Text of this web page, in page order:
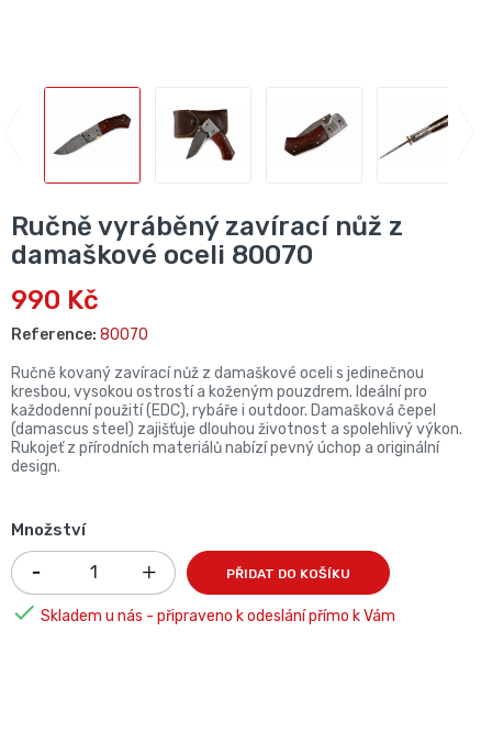
Ručně vyráběný zavírací nůž z
damaškové oceli 80070
990 Kč
Reference: 80070
Ručně kovaný zavírací nůž z damaškové oceli s jedinečnou
kresbou, vysokou ostrostí a koženým pouzdrem. Ideální pro
každodenní použití (EDC), rybáře i outdoor. Damašková čepel
(damascus steel) zajišťuje dlouhou životnost a spolehlivý výkon.
Rukojeť z přírodních materiálů nabízí pevný úchop a originální
design.
Množství
PŘIDAT DO KOŠÍKU
 Skladem u nás - připraveno k odeslání přímo k Vám